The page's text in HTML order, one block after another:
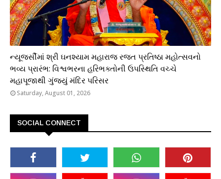
ન્યૂજર્સીમાં શ્રી ઘનશ્યામ મહારાજ રજત પ્રતિષ્ઠા મહોત્સવનો
ભવ્ય પ્રારંભ: વિશ્વભરના હરિભક્તોની ઉપસ્થિતિ વચ્ચે
મહાપૂજાથી ગુંજ્યું મંદિર પરિસર
Saturday, August 01, 2026
SOCIAL CONNECT